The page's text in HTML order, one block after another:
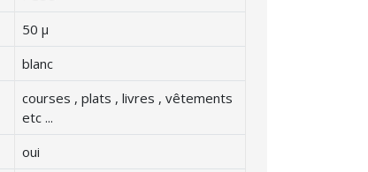
50 μ
blanc
courses , plats , livres , vêtements
etc ...
oui